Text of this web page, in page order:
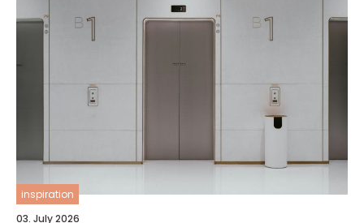
inspiration
03. July 2026